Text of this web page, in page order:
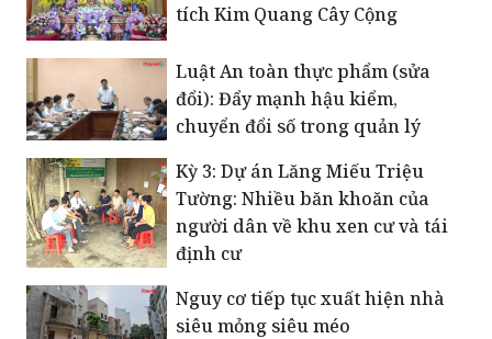
tích Kim Quang Cây Cộng
Luật An toàn thực phẩm (sửa
đổi): Đẩy mạnh hậu kiểm,
chuyển đổi số trong quản lý
Kỳ 3: Dự án Lăng Miếu Triệu
Tường: Nhiều băn khoăn của
người dân về khu xen cư và tái
định cư
Nguy cơ tiếp tục xuất hiện nhà
siêu mỏng siêu méo